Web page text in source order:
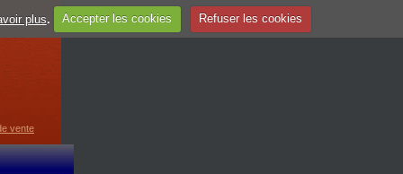
plus. Accepter les cookies Refuser les cookies
▼
vente